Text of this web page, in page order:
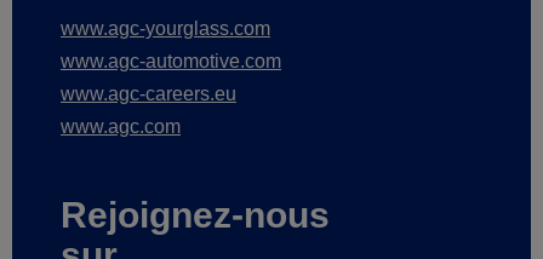
www.agc-yourglass.com
www.agc-automotive.com
www.agc-careers.eu
www.agc.com
Rejoignez-nous